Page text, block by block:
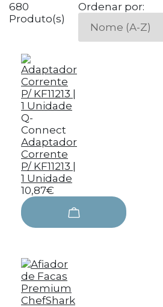
680
Produto(s)
Ordenar por:
Q-
Connect
Adaptador
Corrente
P/ KF11213 |
1 Unidade
10,87€